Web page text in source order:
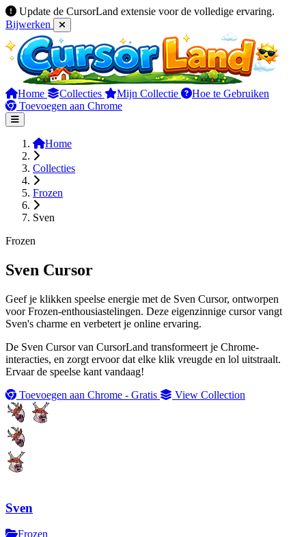
Update de CursorLand extensie voor de volledige ervaring.
Bijwerken
Home Collecties Mijn Collectie
Hoe te Gebruiken
Toevoegen aan Chrome
Home
Collecties
Frozen
Sven
Frozen
Sven Cursor
Geef je klikken speelse energie met de Sven Cursor, ontworpen
voor Frozen-enthousiastelingen. Deze eigenzinnige cursor vangt
Sven's charme en verbetert je online ervaring.
De Sven Cursor van CursorLand transformeert je Chrome-
interacties, en zorgt ervoor dat elke klik vreugde en lol uitstraalt.
Ervaar de speelse kant vandaag!
Toevoegen aan Chrome - Gratis
View Collection
Sven
Frozen